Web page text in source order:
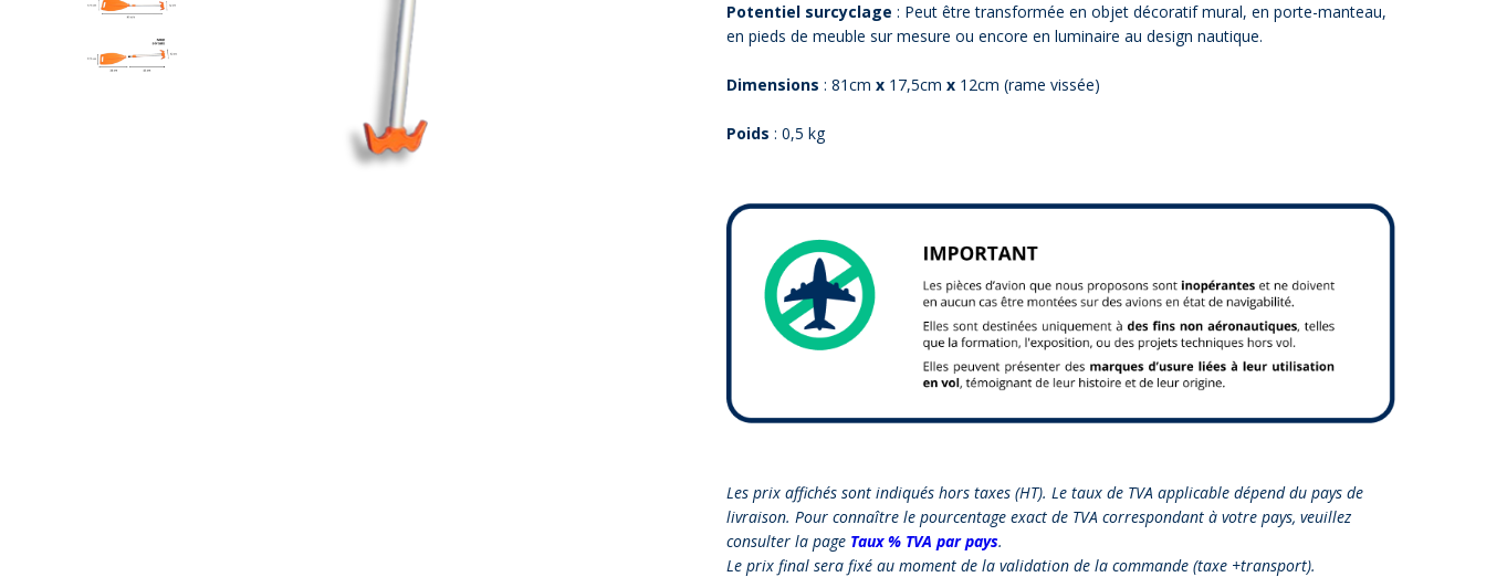
Potentiel surcyclage : Peut être transformée en objet décoratif mural, en porte-manteau,
en pieds de meuble sur mesure ou encore en luminaire au design nautique.
Dimensions : 81cm x 17,5cm x 12cm (rame vissée)
Poids : 0,5 kg
Les prix affichés sont indiqués hors taxes (HT). Le taux de TVA applicable dépend du pays de
livraison. Pour connaître le pourcentage exact de TVA correspondant à votre pays, veuillez
consulter la page Taux % TVA par pays.
Le prix final sera fixé au moment de la validation de la commande (taxe +transport).